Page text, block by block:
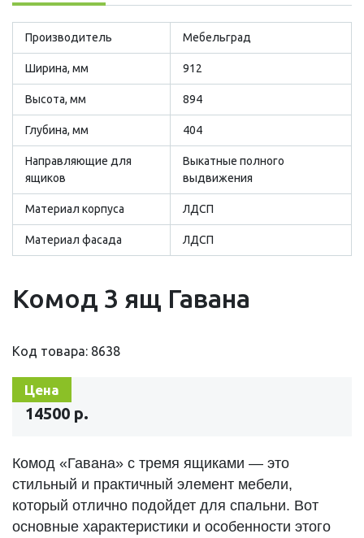
Производитель Мебельград
Ширина, мм 912
Высота, мм 894
Глубина, мм 404
Направляющие для
ящиков
Выкатные полного
выдвижения
Материал корпуса ЛДСП
Материал фасада ЛДСП
Комод 3 ящ Гавана
Код товара: 8638
Цена
14500 р.
Комод «Гавана» с тремя ящиками — это
стильный и практичный элемент мебели,
который отлично подойдет для спальни. Вот
основные характеристики и особенности этого